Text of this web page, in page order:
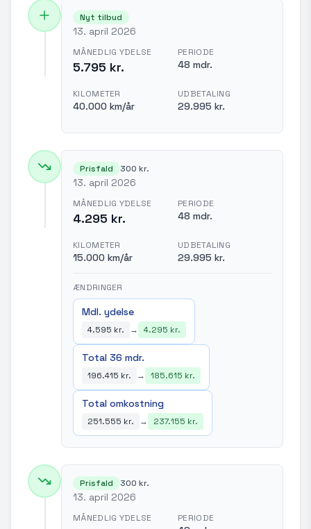
Nyt tilbud
13. april 2026
MÅNEDLIG YDELSE
5.795 kr.
PERIODE
48 mdr.
KILOMETER
40.000 km/år
UDBETALING
29.995 kr.
Prisfald 300 kr.
13. april 2026
MÅNEDLIG YDELSE
4.295 kr.
PERIODE
48 mdr.
KILOMETER
15.000 km/år
UDBETALING
29.995 kr.
ÆNDRINGER
Mdl. ydelse
4.595 kr. → 4.295 kr.
Total 36 mdr.
196.415 kr. → 185.615 kr.
Total omkostning
251.555 kr. → 237.155 kr.
Prisfald 300 kr.
13. april 2026
MÅNEDLIG YDELSE PERIODE